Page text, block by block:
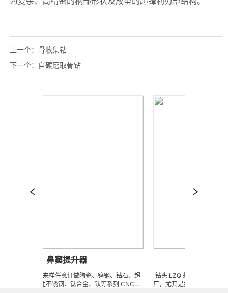
上一个： 骨收集钻
下一个：
自碾磨取骨钻
鼻窦提升器
器 可来图来样任意订做陶瓷、钨钢、钻石、超
度高韧性不锈钢、钛合金、钛等系列 CNC 精
钻头 LZQ 是一家生产各种牙科
厂，尤其是擅长生产即刻种植钻